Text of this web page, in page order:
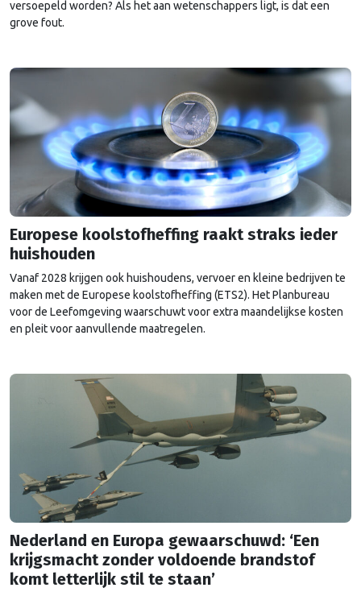
versoepeld worden? Als het aan wetenschappers ligt, is dat een
grove fout.
Europese koolstofheffing raakt straks ieder
huishouden
Vanaf 2028 krijgen ook huishoudens, vervoer en kleine bedrijven te
maken met de Europese koolstofheffing (ETS2). Het Planbureau
voor de Leefomgeving waarschuwt voor extra maandelijkse kosten
en pleit voor aanvullende maatregelen.
Nederland en Europa gewaarschuwd: ‘Een
krijgsmacht zonder voldoende brandstof
komt letterlijk stil te staan’